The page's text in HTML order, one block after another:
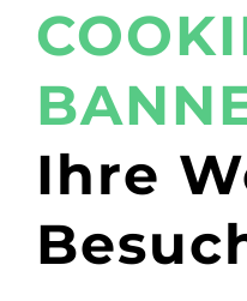
Ihre